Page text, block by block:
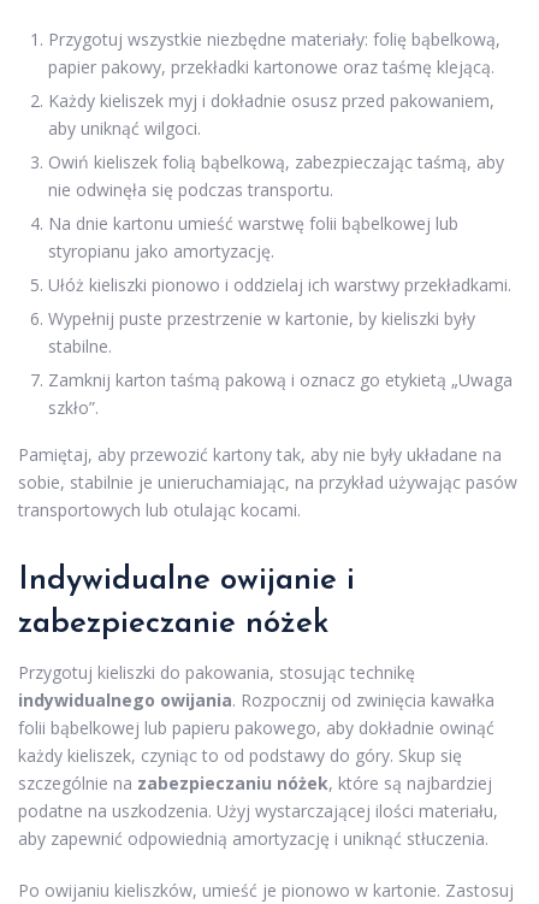
Przygotuj wszystkie niezbędne materiały: folię bąbelkową,
papier pakowy, przekładki kartonowe oraz taśmę klejącą.
Każdy kieliszek myj i dokładnie osusz przed pakowaniem,
aby uniknąć wilgoci.
Owiń kieliszek folią bąbelkową, zabezpieczając taśmą, aby
nie odwinęła się podczas transportu.
Na dnie kartonu umieść warstwę folii bąbelkowej lub
styropianu jako amortyzację.
Ułóż kieliszki pionowo i oddzielaj ich warstwy przekładkami.
Wypełnij puste przestrzenie w kartonie, by kieliszki były
stabilne.
Zamknij karton taśmą pakową i oznacz go etykietą „Uwaga
szkło”.
Pamiętaj, aby przewozić kartony tak, aby nie były układane na
sobie, stabilnie je unieruchamiając, na przykład używając pasów
transportowych lub otulając kocami.
Indywidualne owijanie i
zabezpieczanie nóżek
Przygotuj kieliszki do pakowania, stosując technikę
indywidualnego owijania. Rozpocznij od zwinięcia kawałka
folii bąbelkowej lub papieru pakowego, aby dokładnie owinąć
każdy kieliszek, czyniąc to od podstawy do góry. Skup się
szczególnie na zabezpieczaniu nóżek, które są najbardziej
podatne na uszkodzenia. Użyj wystarczającej ilości materiału,
aby zapewnić odpowiednią amortyzację i uniknąć stłuczenia.
Po owijaniu kieliszków, umieść je pionowo w kartonie. Zastosuj